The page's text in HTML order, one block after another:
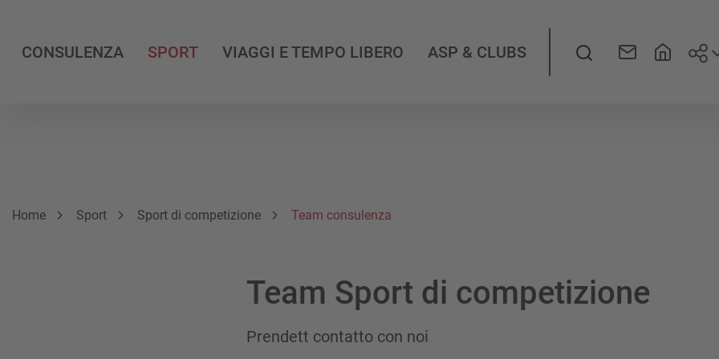
CONSULENZA SPORT VIAGGI E TEMPO LIBERO ASP & CLUBS
Breadcrumb
Sei qui:
Home Sport Sport di competizione Team consulenza
Team Sport di competizione
Prendett contatto con noi